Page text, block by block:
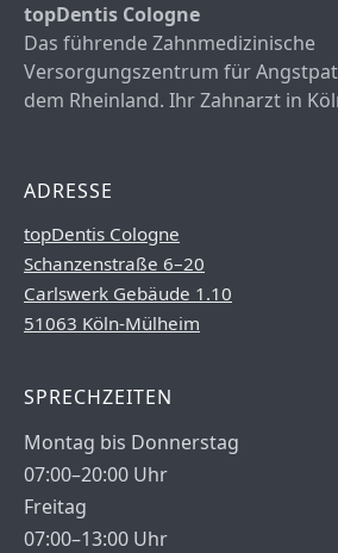
topDentis Cologne
Das führende Zahnmedizinische
Versorgungszentrum für
dem Rheinland. Ihr Zahnarzt in
ADRESSE
topDentis Cologne
Schanzenstraße 6–20
Carlswerk Gebäude 1.10
51063 Köln-Mülheim
SPRECHZEITEN
Montag bis Donnerstag
07:00–20:00 Uhr
Freitag
07:00–13:00 Uhr